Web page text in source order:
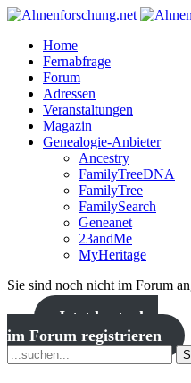
Home
Fernabfrage
Forum
Adressen
Veranstaltungen
Magazin
Genealogie-Anbieter
Ancestry
FamilyTreeDNA
FamilyTree
FamilySearch
Geneanet
23andMe
MyHeritage
Sie sind noch nicht im Forum
Jetzt kostenlos
im Forum registrieren